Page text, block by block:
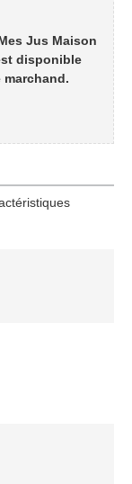
Jus Maison
disponible
marchand.